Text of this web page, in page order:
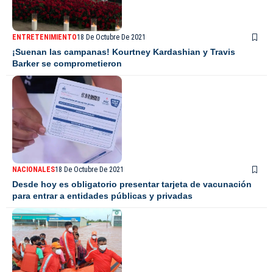
ENTRETENIMIENTO18 De Octubre De 2021
¡Suenan las campanas! Kourtney Kardashian y Travis
Barker se comprometieron
NACIONALES18 De Octubre De 2021
Desde hoy es obligatorio presentar tarjeta de vacunación
para entrar a entidades públicas y privadas